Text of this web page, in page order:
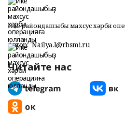
Ике райондашыбыҙ махсус хәрби
Автор: Nailya.I@rbsmi.ru
Читайте нас